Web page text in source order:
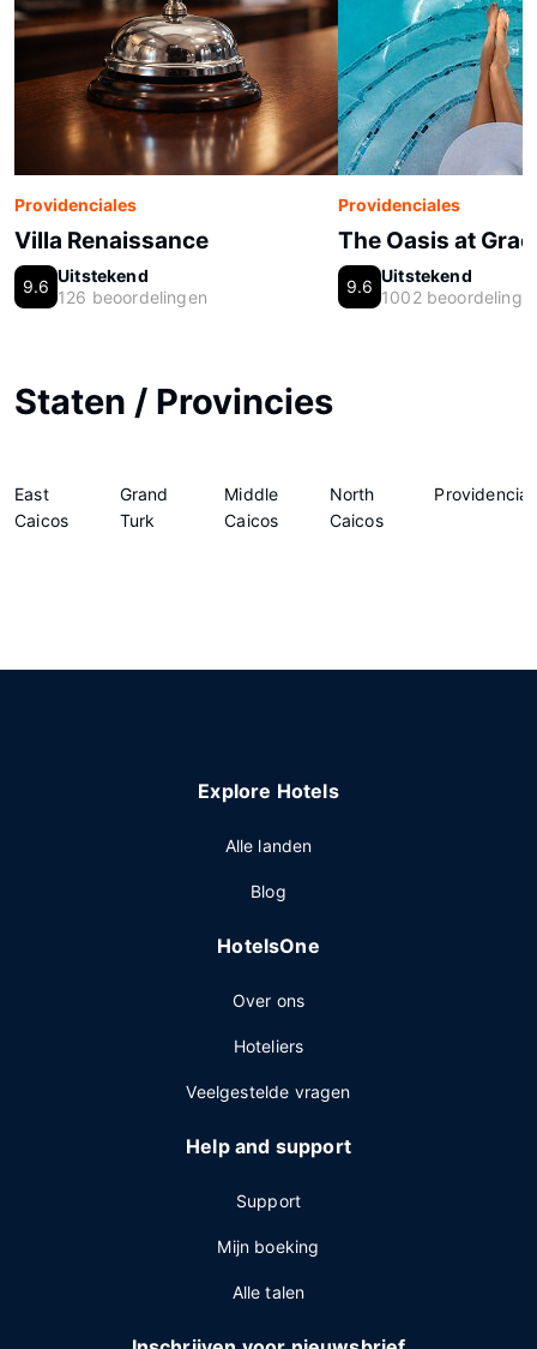
Providenciales
Villa Renaissance
9.6
Uitstekend
126 beoordelingen
Providenciales
The Oasis at
9.6
Uitstekend
1002
Staten / Provincies
East
Caicos
Grand
Turk
Middle
Caicos
North
Caicos
Explore Hotels
Alle landen
Blog
HotelsOne
Over ons
Hoteliers
Veelgestelde vragen
Help and support
Support
Mijn boeking
Alle talen